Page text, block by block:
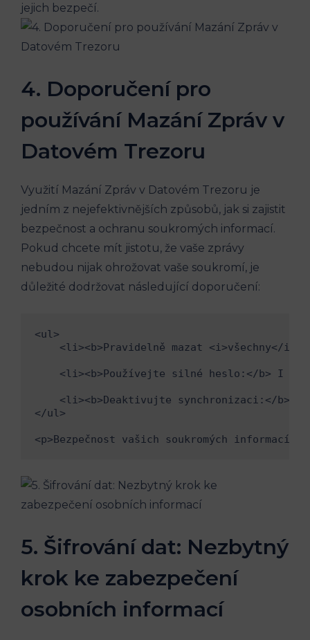
jejich bezpečí.
4. Doporučení pro
používání Mazání Zpráv v
Datovém Trezoru
Využití Mazání Zpráv v Datovém Trezoru je
jedním z nejefektivnějších způsobů, jak si zajistit
bezpečnost a ochranu soukromých informací.
Pokud chcete mít jistotu, že vaše zprávy
nebudou nijak ohrožovat vaše soukromí, je
důležité dodržovat následující doporučení:
<ul>
<li><b>Pravidelně mazat <i>všechny</i>
<li><b>Používejte silné heslo:</b> I
<li><b>Deaktivujte synchronizaci:</b>
</ul>
<p>Bezpečnost vašich soukromých
5. Šifrování dat: Nezbytný
krok ke zabezpečení
osobních informací